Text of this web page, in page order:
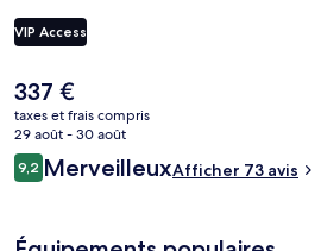
déjeuner, du déjeuner et du dîner. Cet
10 bars de plage, une exploitation
VIP Access
Le
prix
actuel
est
de
337 €
taxes et frais compris
29 août - 30 août
Avis
voyageurs
9,29,2 sur 10
MerveilleuxAfficher 73 avis